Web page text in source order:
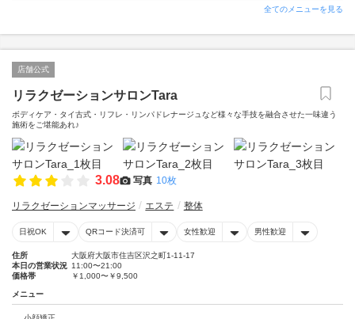
全てのメニューを見る
店舗公式
リラクゼーションサロンTara
ボディケア・タイ古式・リフレ・リンパドレナージュなど様々な手技を融合させた一味違う
施術をご堪能あれ♪
3.08 写真 10枚
リラクゼーションマッサージ エステ 整体
日祝OK QRコード決済可 女性歓迎 男性歓迎
住所
大阪府大阪市住吉区沢之町1-11-17
本日の営業状況 11:00〜21:00
価格帯
￥1,000〜￥9,500
メニュー